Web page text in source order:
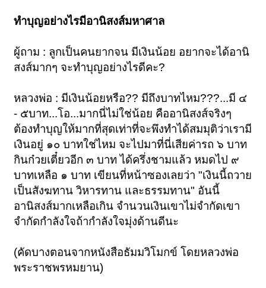
ทำบุญอย่างไรมีอานิสงส์มหาศาล
ผู้ถาม : ลูกเป็นคนยากจน มีเงินน้อย อยากจะได้อานิ
สงส์มากๆ จะทำบุญอย่างไรดีคะ?
หลวงพ่อ : มีเงินน้อยหรือ?? มีถึงบาทไหม???...มี ๔
- ๕บาท...โอ...มากนี่ไม่ใช่น้อย คืออานิสงส์จริงๆ
ต้องทำบุญให้มากที่สุดเท่าที่จะพึงทำได้สมมุติว่าเรามี
เงินอยู่ ๑๐ บาทใช่ไหม จะไปมาที่นี่เสียค่ารถ ๖ บาท
กินก๋วยเตี๋ยวอีก ๓ บาท ได้ครึ่งชามแล้ว หมดไป ๙
บาทเหลือ ๑ บาท เขียนที่หน้าซองเลยว่า "เงินนี้ถวาย
เป็นสังฆทาน วิหารทาน และธรรมทาน" อันนี้
อานิสงส์มากเหลือเกิน จำนวนเงินเขาไม่จำกัดเขา
จำกัดกำลังใจถ้ากำลังใจมุ่งด้านดีนะ
(คัดบางตอนจากหนังสือธัมมวิโมกข์ โดยหลวงพ่อ
พระราชพรหมยาน)